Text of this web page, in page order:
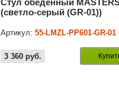
Стул обеденный
(светло-серый (GR-01))
Артикул:55-LMZL-PP601-GR-01
3 360 руб.